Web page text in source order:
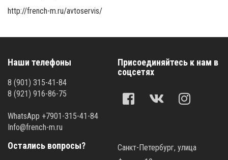
http://french-m.ru/avtoservis/
Наши телефоны
8 (901) 315-41-84
8 (921) 916-86-75
WhatsApp +7901-315-41-84
Info@french-m.ru
Присоединяйтесь к нам в
соцсетях
Остались вопросы?
Санкт-Петербург, улица